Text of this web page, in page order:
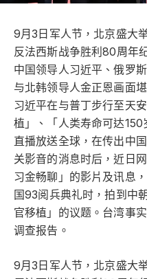
9月3日军人节，北京盛大
反法西斯战争胜利80周年
中国领导人习近平、俄罗
与北韩领导人金正恩画面
习近平在与普丁步行至天
植」、「人类寿命可达
直播放送全球，在传出中
关影音的消息时后，近日
习金畅聊」的影片及讯息
国93阅兵典礼时，拍到中
官移植」的议题。台湾事
调查报告。
9月3日军人节，北京盛大